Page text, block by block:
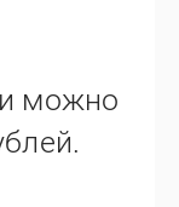
можно